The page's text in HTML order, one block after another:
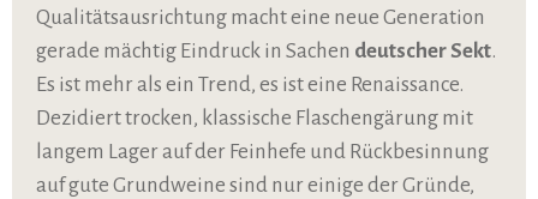
Qualitätsausrichtung macht eine neue Generation
gerade mächtig Eindruck in Sachen deutscher Sekt.
Es ist mehr als ein Trend, es ist eine Renaissance.
Dezidiert trocken, klassische Flaschengärung mit
langem Lager auf der Feinhefe und Rückbesinnung
auf gute Grundweine sind nur einige der Gründe,